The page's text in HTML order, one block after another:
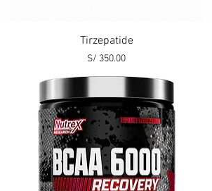
Vista rápida
Tirzepatide
Precio
S/ 350.00